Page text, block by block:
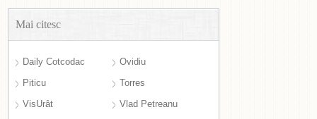
Mai citesc
Daily Cotcodac
Ovidiu
Piticu
Torres
VisUrât
Vlad Petreanu